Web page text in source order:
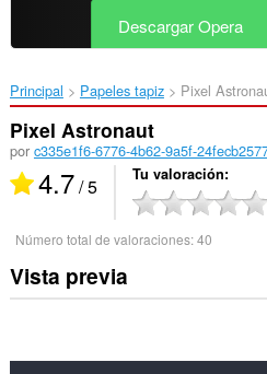
Descargar Opera
Principal Papeles tapiz Pixel
Pixel Astronaut
por c335e1f6-6776-4b62-9a5f-
4.7/ 5 Tu valoración
Número total de valoraciones:40
Vista previa